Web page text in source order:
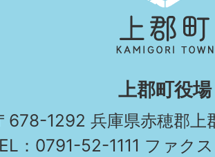
郡
町
KAMIGORI
TOWN
上郡町役場
678-1292 兵庫県赤穂郡上
：0791-52-1111 ファク